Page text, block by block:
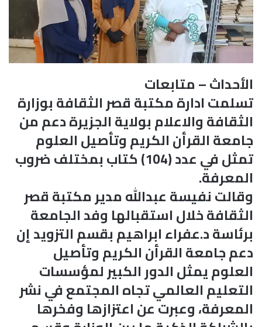
الأحداث – متابعات
تسلمت ادارة مكتبة قصر الثقافة بوزارة
الثقافة والاعلام بولاية الجزيرة دعم من
جامعة القرأن الكريم وتأصيل العلوم
تمثل في عدد (104) كتاب بمختلف ضروب
المعرفة.
وقالت نفيسة عبدالله مدير مكتبة قصر
الثقافة خلال استقبالها وفد الجامعة
برئاسة د.عفراء ابراهيم بقسم التزويد إن
دعم جامعة القرأن الكريم وتأصيل
العلوم يمثل الدور الكبير لمؤسسات
التعليم العالمي تجاه المجتمع في نشر
المعرفة، وعبرت عن اعتزازها وفخرها